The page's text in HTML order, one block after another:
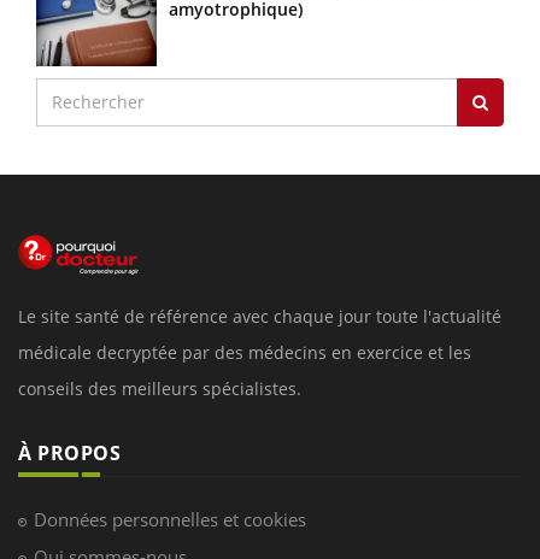
amyotrophique)
Le site santé de référence avec chaque jour toute l'actualité
médicale decryptée par des médecins en exercice et les
conseils des meilleurs spécialistes.
À PROPOS
Données personnelles et cookies